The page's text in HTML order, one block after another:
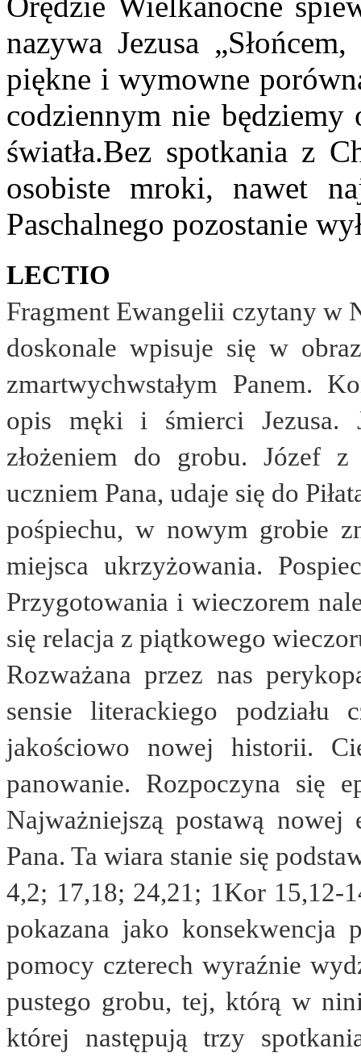
nazywa Jezusa
piękne i wymowne
codziennym nie
światła.Bez spotkania z
osobiste mroki, nawet
Paschalnego pozostanie
LECTIO
Fragment Ewangelii czytany w
doskonale wpisuje się w
zmartwychwstałym Panem.
opis męki i śmierci Jezusa.
złożeniem do grobu. Józef
uczniem Pana, udaje się do
pośpiechu, w nowym grobie
miejsca ukrzyżowania.
Przygotowania i wieczorem
się relacja z piątkowego
Rozważana przez nas
sensie literackiego podziału
jakościowo nowej historii.
panowanie. Rozpoczyna się
Najważniejszą postawą
Pana. Ta wiara stanie się
4,2; 17,18; 24,21; 1Kor 15,12-
pokazana jako
pomocy czterech wyraźnie
pustego grobu, tej, którą w
której następują trzy